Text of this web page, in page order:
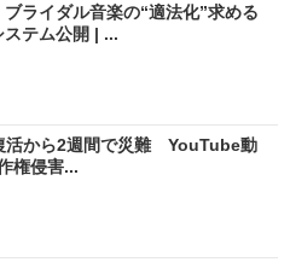
ライダル音楽の“適法化”求める
テム公開 | ...
活から2週間で災難 YouTube動
権侵害...